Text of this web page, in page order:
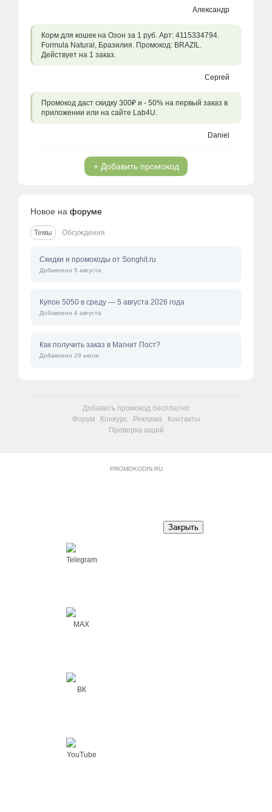
Александр
Корм для кошек на Озон за 1 руб. Арт: 4115334794.
Formula Natural, Бразилия. Промокод: BRAZIL.
Действует на 1 заказ.
Сергей
Промокод даст скидку 300₽ и - 50% на первый заказ в
приложении или на сайте Lab4U.
Daniel
+ Добавить промокод
Новое на форуме
Темы Обсуждения
Скидки и промокоды от Songhit.ru
Добавлено 5 августа
Купон 5050 в среду — 5 августа 2026 года
Добавлено 4 августа
Как получить заказ в Магнит Пост?
Добавлено 29 июля
Добавить промокод бесплатно
Форум
Конкурс Реклама
Контакты
Проверка акций
PROMOKODIN.RU
Telegram
MAX
ВК
YouTube
Закрыть